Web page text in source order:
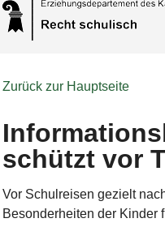
Zurück zur Hauptseite
schützt vor
Vor Schulreisen gezielt
Besonderheiten der Kinder